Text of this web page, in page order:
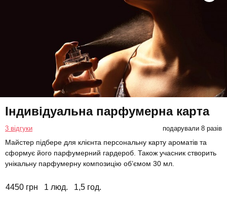
Індивідуальна парфумерна карта
3 відгуки подарували 8 разів
Майстер підбере для клієнта персональну карту ароматів та
сформує його парфумерний гардероб. Також учасник створить
унікальну парфумерну композицію об’ємом 30 мл.
4450 грн 1 люд. 1,5 год.